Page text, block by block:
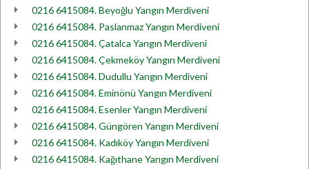
0216 6415084. Beyoğlu Yangın Merdiveni
0216 6415084. Paslanmaz Yangın Merdiveni
0216 6415084. Çatalca Yangın Merdiveni
0216 6415084. Çekmeköy Yangın Merdiveni
0216 6415084. Dudullu Yangın Merdiveni
0216 6415084. Eminönü Yangın Merdiveni
0216 6415084. Esenler Yangın Merdiveni
0216 6415084. Güngören Yangın Merdiveni
0216 6415084. Kadıköy Yangın Merdiveni
0216 6415084. Kağıthane Yangın Merdiveni